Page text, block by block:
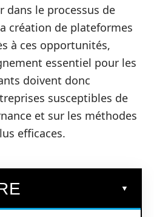
dans le processus de
création de plateformes
à ces opportunités,
essentiel pour les
doivent donc
susceptibles de
et sur les méthodes
efficaces.